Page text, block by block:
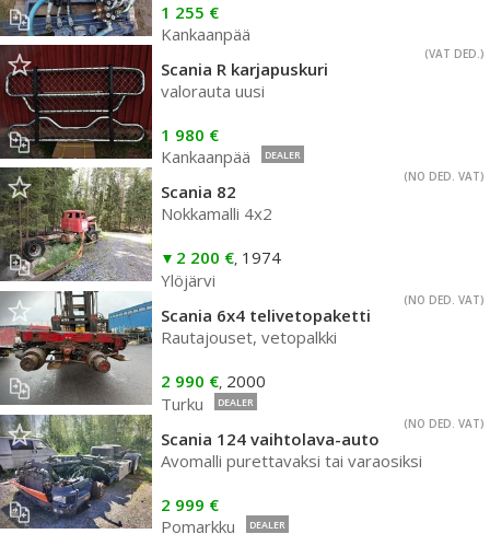
1 255 €
Kankaanpää
(VAT DED.)
Scania R karjapuskuri
valorauta uusi
1 980 €
Kankaanpää
DEALER
(NO DED. VAT)
Scania 82
Nokkamalli 4x2
2 200 €, 1974
Ylöjärvi
(NO DED. VAT)
Scania 6x4 telivetopaketti
Rautajouset, vetopalkki
2 990 €, 2000
Turku
DEALER
(NO DED. VAT)
Scania 124 vaihtolava-auto
Avomalli purettavaksi tai varaosiksi
2 999 €
Pomarkku
DEALER